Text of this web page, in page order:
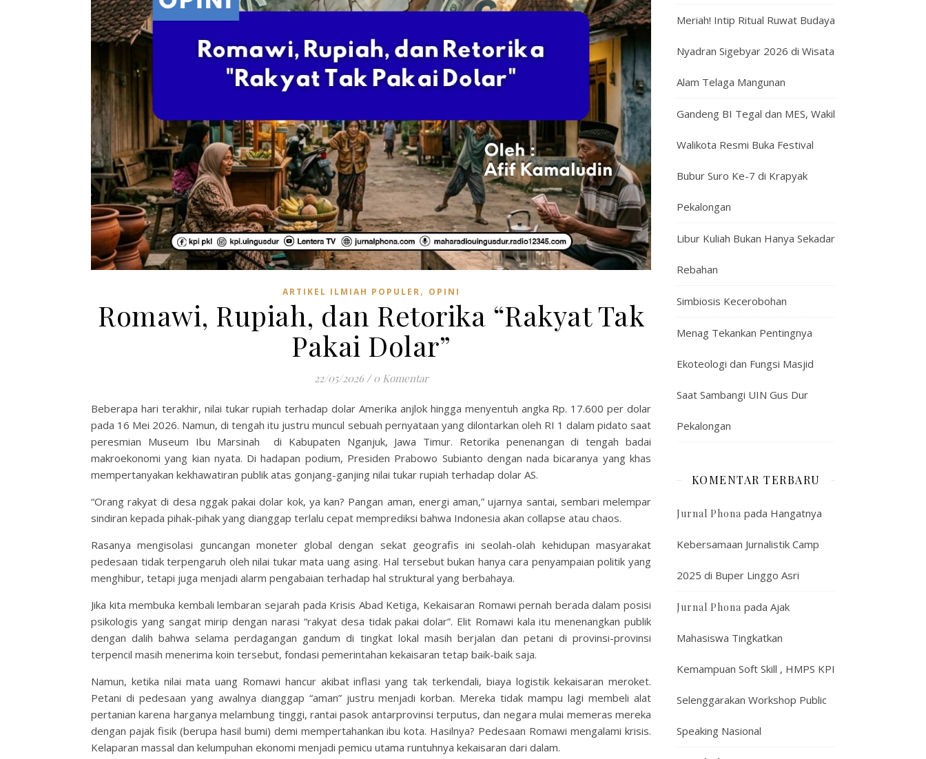
ARTIKEL ILMIAH POPULER, OPINI
Romawi, Rupiah, dan Retorika “Rakyat Tak
Pakai Dolar”
22/05/2026 / 0 Komentar
Beberapa hari terakhir, nilai tukar rupiah terhadap dolar Amerika anjlok hingga menyentuh angka Rp. 17.600 per dolar
pada 16 Mei 2026. Namun, di tengah itu justru muncul sebuah pernyataan yang dilontarkan oleh RI 1 dalam pidato saat
peresmian Museum Ibu Marsinah di Kabupaten Nganjuk, Jawa Timur. Retorika penenangan di tengah badai
makroekonomi yang kian nyata. Di hadapan podium, Presiden Prabowo Subianto dengan nada bicaranya yang khas
mempertanyakan kekhawatiran publik atas gonjang-ganjing nilai tukar rupiah terhadap dolar AS.
“Orang rakyat di desa nggak pakai dolar kok, ya kan? Pangan aman, energi aman,” ujarnya santai, sembari melempar
sindiran kepada pihak-pihak yang dianggap terlalu cepat memprediksi bahwa Indonesia akan collapse atau chaos.
Rasanya mengisolasi guncangan moneter global dengan sekat geografis ini seolah-olah kehidupan masyarakat
pedesaan tidak terpengaruh oleh nilai tukar mata uang asing. Hal tersebut bukan hanya cara penyampaian politik yang
menghibur, tetapi juga menjadi alarm pengabaian terhadap hal struktural yang berbahaya.
Jika kita membuka kembali lembaran sejarah pada Krisis Abad Ketiga, Kekaisaran Romawi pernah berada dalam posisi
psikologis yang sangat mirip dengan narasi “rakyat desa tidak pakai dolar”. Elit Romawi kala itu menenangkan publik
dengan dalih bahwa selama perdagangan gandum di tingkat lokal masih berjalan dan petani di provinsi-provinsi
terpencil masih menerima koin tersebut, fondasi pemerintahan kekaisaran tetap baik-baik saja.
Namun, ketika nilai mata uang Romawi hancur akibat inflasi yang tak terkendali, biaya logistik kekaisaran meroket.
Petani di pedesaan yang awalnya dianggap “aman” justru menjadi korban. Mereka tidak mampu lagi membeli alat
pertanian karena harganya melambung tinggi, rantai pasok antarprovinsi terputus, dan negara mulai memeras mereka
dengan pajak fisik (berupa hasil bumi) demi mempertahankan ibu kota. Hasilnya? Pedesaan Romawi mengalami krisis.
Kelaparan massal dan kelumpuhan ekonomi menjadi pemicu utama runtuhnya kekaisaran dari dalam.
Meriah! Intip Ritual Ruwat Budaya
Nyadran Sigebyar 2026 di Wisata
Alam Telaga Mangunan
Gandeng BI Tegal dan MES, Wakil
Walikota Resmi Buka Festival
Bubur Suro Ke-7 di Krapyak
Pekalongan
Libur Kuliah Bukan Hanya Sekadar
Rebahan
Simbiosis Kecerobohan
Menag Tekankan Pentingnya
Ekoteologi dan Fungsi Masjid
Saat Sambangi UIN Gus Dur
Pekalongan
KOMENTAR TERBARU
Jurnal Phona pada Hangatnya
Kebersamaan Jurnalistik Camp
2025 di Buper Linggo Asri
Jurnal Phona pada Ajak
Mahasiswa Tingkatkan
Kemampuan Soft Skill , HMPS KPI
Selenggarakan Workshop Public
Speaking Nasional